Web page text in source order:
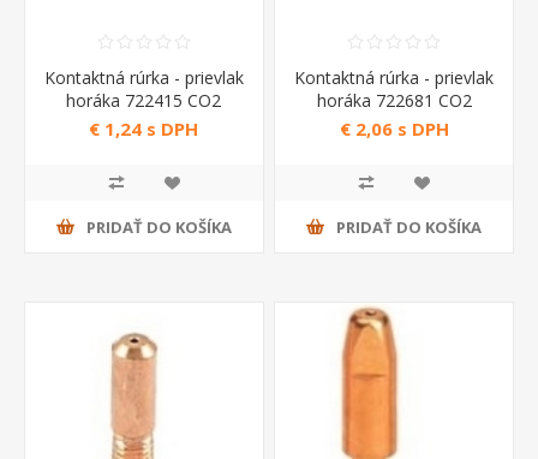
Kontaktná rúrka - prievlak
horáka 722415 CO2
Telwin
€ 1,24 s DPH
PRIDAŤ DO KOŠÍKA
Kontaktná rúrka - prievlak
horáka 722681 CO2
Telwin
€ 2,06 s DPH
PRIDAŤ DO KOŠÍKA